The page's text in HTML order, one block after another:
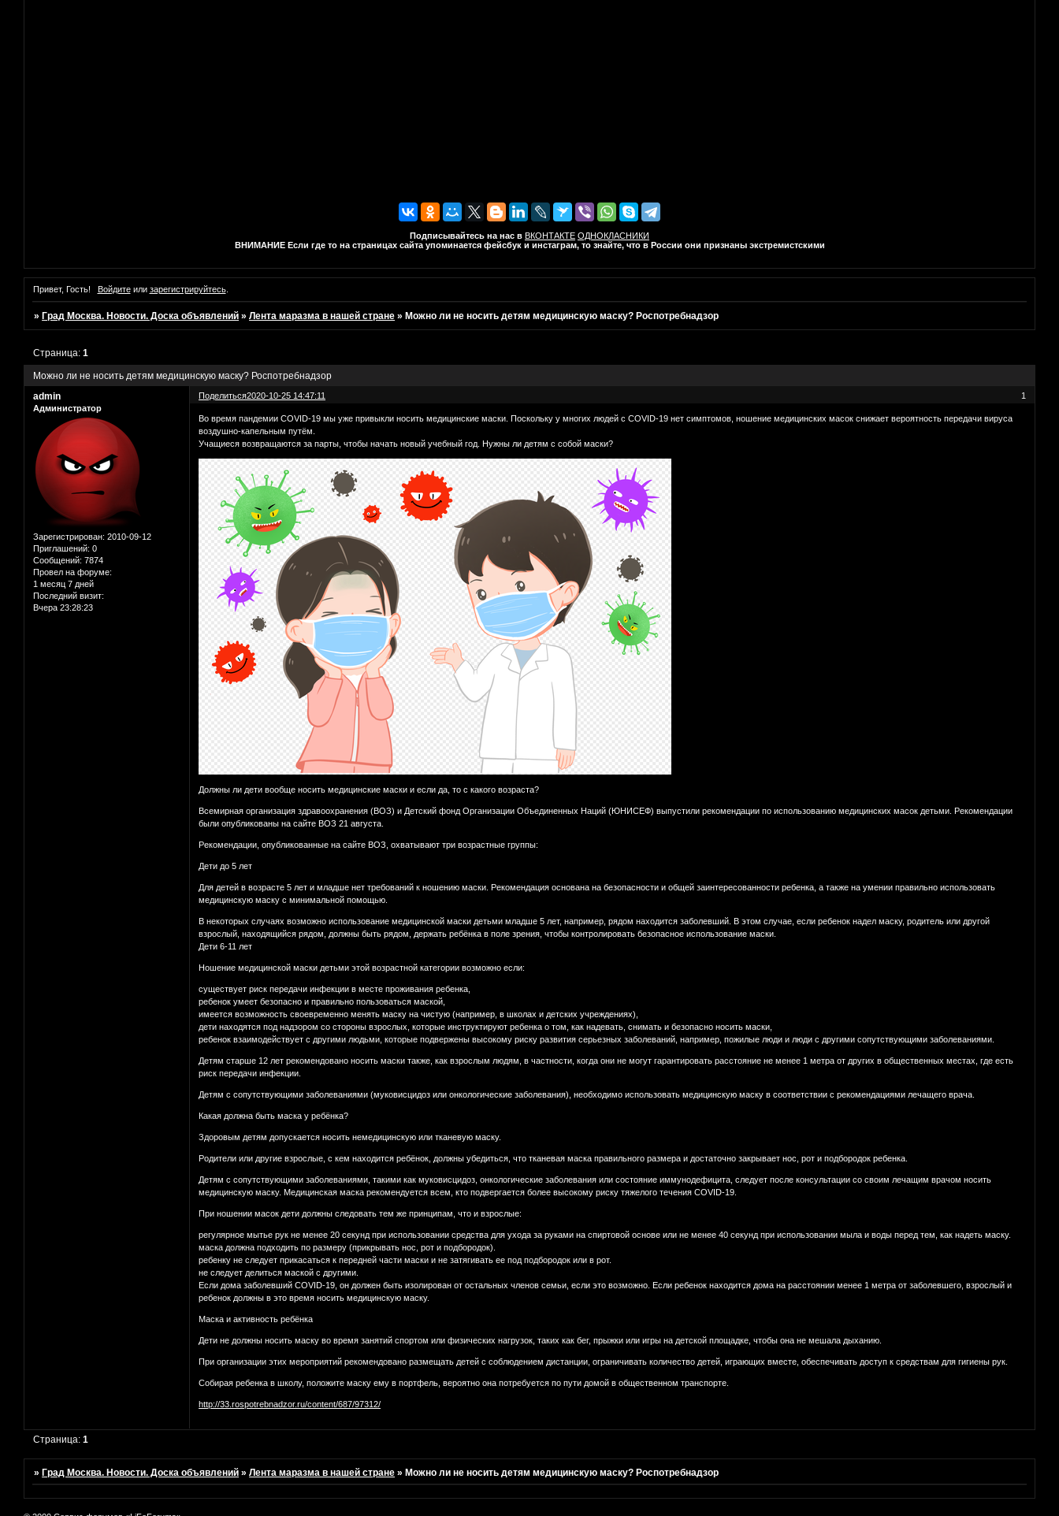
Подписывайтесь на нас в ВКОНТАКТЕ ОДНОКЛАСНИКИ
ВНИМАНИЕ Если где то на страницах сайта упоминается фейсбук и инстаграм, то знайте, что в России они признаны экстремистскими
Привет, Гость! Войдитеили зарегистрируйтесь.
» Град Москва. Новости. Доска объявлений »Лента маразма в нашей стране » Можно ли не носить детям медицинскую маску? Роспотребнадзор
Можно ли не носить детям медицинскую маску? Роспотребнадзор
Страница:1
Поделиться 1
2020-10-25 14:47:11
admin
Администратор
Зарегистрирован: 2010-09-12
Приглашений: 0
Сообщений: 7874
Провел на форуме:
1 месяц 7 дней
Последний визит:
Вчера 23:28:23
Во время пандемии COVID-19 мы уже привыкли носить медицинские маски. Поскольку у многих людей с COVID-19 нет симптомов, ношение медицинских масок снижает вероятность передачи вируса
воздушно-капельным путём.
Учащиеся возвращаются за парты, чтобы начать новый учебный год. Нужны ли детям с собой маски?
Должны ли дети вообще носить медицинские маски и если да, то с какого возраста?
Всемирная организация здравоохранения (ВОЗ) и Детский фонд Организации Объединенных Наций (ЮНИСЕФ) выпустили рекомендации по использованию медицинских масок детьми. Рекомендации
были опубликованы на сайте ВОЗ 21 августа.
Рекомендации, опубликованные на сайте ВОЗ, охватывают три возрастные группы:
Дети до 5 лет
Для детей в возрасте 5 лет и младше нет требований к ношению маски. Рекомендация основана на безопасности и общей заинтересованности ребенка, а также на умении правильно использовать
медицинскую маску с минимальной помощью.
В некоторых случаях возможно использование медицинской маски детьми младше 5 лет, например, рядом находится заболевший. В этом случае, если ребенок надел маску, родитель или другой
взрослый, находящийся рядом, должны быть рядом, держать ребёнка в поле зрения, чтобы контролировать безопасное использование маски.
Дети 6-11 лет
Ношение медицинской маски детьми этой возрастной категории возможно если:
существует риск передачи инфекции в месте проживания ребенка,
ребенок умеет безопасно и правильно пользоваться маской,
имеется возможность своевременно менять маску на чистую (например, в школах и детских учреждениях),
дети находятся под надзором со стороны взрослых, которые инструктируют ребенка о том, как надевать, снимать и безопасно носить маски,
ребенок взаимодействует с другими людьми, которые подвержены высокому риску развития серьезных заболеваний, например, пожилые люди и люди с другими сопутствующими заболеваниями.
Детям старше 12 лет рекомендовано носить маски также, как взрослым людям, в частности, когда они не могут гарантировать расстояние не менее 1 метра от других в общественных местах, где есть
риск передачи инфекции.
Детям с сопутствующими заболеваниями (муковисцидоз или онкологические заболевания), необходимо использовать медицинскую маску в соответствии с рекомендациями лечащего врача.
Какая должна быть маска у ребёнка?
Здоровым детям допускается носить немедицинскую или тканевую маску.
Родители или другие взрослые, с кем находится ребёнок, должны убедиться, что тканевая маска правильного размера и достаточно закрывает нос, рот и подбородок ребенка.
Детям с сопутствующими заболеваниями, такими как муковисцидоз, онкологические заболевания или состояние иммунодефицита, следует после консультации со своим лечащим врачом носить
медицинскую маску. Медицинская маска рекомендуется всем, кто подвергается более высокому риску тяжелого течения COVID-19.
При ношении масок дети должны следовать тем же принципам, что и взрослые:
регулярное мытье рук не менее 20 секунд при использовании средства для ухода за руками на спиртовой основе или не менее 40 секунд при использовании мыла и воды перед тем, как надеть маску.
маска должна подходить по размеру (прикрывать нос, рот и подбородок).
ребенку не следует прикасаться к передней части маски и не затягивать ее под подбородок или в рот.
не следует делиться маской с другими.
Если дома заболевший COVID-19, он должен быть изолирован от остальных членов семьи, если это возможно. Если ребенок находится дома на расстоянии менее 1 метра от заболевшего, взрослый и
ребенок должны в это время носить медицинскую маску.
Маска и активность ребёнка
Дети не должны носить маску во время занятий спортом или физических нагрузок, таких как бег, прыжки или игры на детской площадке, чтобы она не мешала дыханию.
При организации этих мероприятий рекомендовано размещать детей с соблюдением дистанции, ограничивать количество детей, играющих вместе, обеспечивать доступ к средствам для гигиены рук.
Собирая ребенка в школу, положите маску ему в портфель, вероятно она потребуется по пути домой в общественном транспорте.
http://33.rospotrebnadzor.ru/content/687/97312/
Страница:1
»Град Москва. Новости. Доска объявлений »Лента маразма в нашей стране »Можно ли не носить детям медицинскую маску? Роспотребнадзор